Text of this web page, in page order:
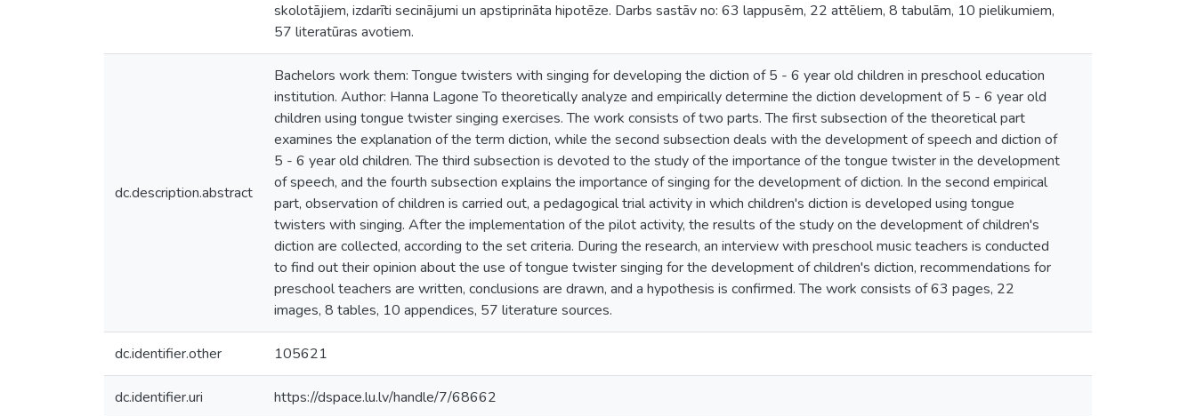
skolotājiem, izdarīti secinājumi un apstiprināta hipotēze. Darbs sastāv no: 63 lappusēm, 22 attēliem, 8 tabulām, 10 pielikumiem,
57 literatūras avotiem.
dc.description.abstract
Bachelors work them: Tongue twisters with singing for developing the diction of 5 - 6 year old children in preschool education
institution. Author: Hanna Lagone To theoretically analyze and empirically determine the diction development of 5 - 6 year old
children using tongue twister singing exercises. The work consists of two parts. The first subsection of the theoretical part
examines the explanation of the term diction, while the second subsection deals with the development of speech and diction of
5 - 6 year old children. The third subsection is devoted to the study of the importance of the tongue twister in the development
of speech, and the fourth subsection explains the importance of singing for the development of diction. In the second empirical
part, observation of children is carried out, a pedagogical trial activity in which children's diction is developed using tongue
twisters with singing. After the implementation of the pilot activity, the results of the study on the development of children's
diction are collected, according to the set criteria. During the research, an interview with preschool music teachers is conducted
to find out their opinion about the use of tongue twister singing for the development of children's diction, recommendations for
preschool teachers are written, conclusions are drawn, and a hypothesis is confirmed. The work consists of 63 pages, 22
images, 8 tables, 10 appendices, 57 literature sources.
dc.identifier.other 105621
dc.identifier.uri https://dspace.lu.lv/handle/7/68662